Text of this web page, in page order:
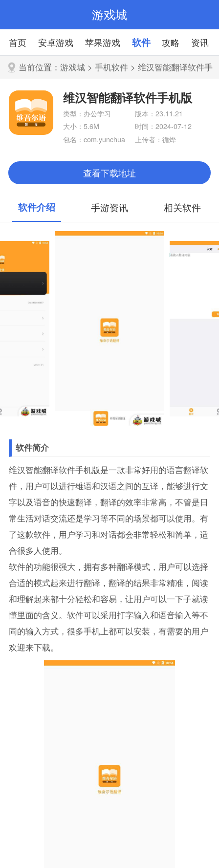
游戏城
首页 安卓游戏 苹果游戏 软件 攻略 资讯
当前位置：游戏城 >手机软件 > 维汉智能翻译软件手
机版
维汉智能翻译软件手机版
类型：办公学习
版本：23.11.21
大小：5.6M
时间：2024-07-12
包名：com.yunchua
上传者：循烨
查看下载地址
软件介绍 手游资讯 相关软件
软件简介
维汉智能翻译软件手机版是一款非常好用的语言翻译软
件，用户可以进行维语和汉语之间的互译，能够进行文
字以及语音的快速翻译，翻译的效率非常高，不管是日
常生活对话交流还是学习等不同的场景都可以使用。有
了这款软件，用户学习和对话都会非常轻松和简单，适
合很多人使用。
软件的功能很强大，拥有多种翻译模式，用户可以选择
合适的模式起来进行翻译，翻译的结果非常精准，阅读
和理解起来都十分轻松和容易，让用户可以一下子就读
懂里面的含义。软件可以采用打字输入和语音输入等不
同的输入方式，很多手机上都可以安装，有需要的用户
欢迎来下载。